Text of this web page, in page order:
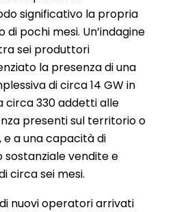
significativo la propria
pochi mesi. Un’indagine
sei produttori
la presenza di una
di circa 14 GW in
330 addetti alle
presenti sul territorio o
a una capacità di
vendite e
circa sei mesi.
nuovi operatori arrivati